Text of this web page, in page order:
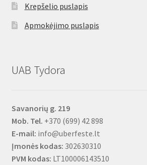
Krepšelio puslapis
Apmokėjimo puslapis
UAB Tydora
Savanorių g. 219
Mob. Tel. +370 (699) 42 898
E-mail: info@uberfeste.lt
Įmonės kodas: 302630310
PVM kodas: LT100006143510